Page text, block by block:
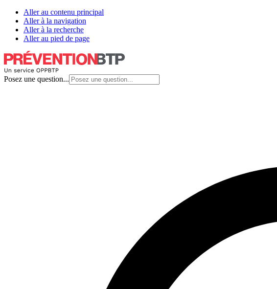
Aller au contenu principal
Aller à la navigation
Aller à la recherche
Aller au pied de page
Posez une question...